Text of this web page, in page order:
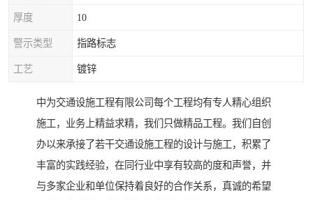
厚度 10
警示类型 指路标志
工艺 镀锌
中为交通设施工程有限公司每个工程均有专人精心组织
施工，业务上精益求精，我们只做精品工程。我们自创
办以来承接了若干交通设施工程的设计与施工，积累了
丰富的实践经验，在同行业中享有较高的度和声誉，并
与多家企业和单位保持着良好的合作关系，真诚的希望